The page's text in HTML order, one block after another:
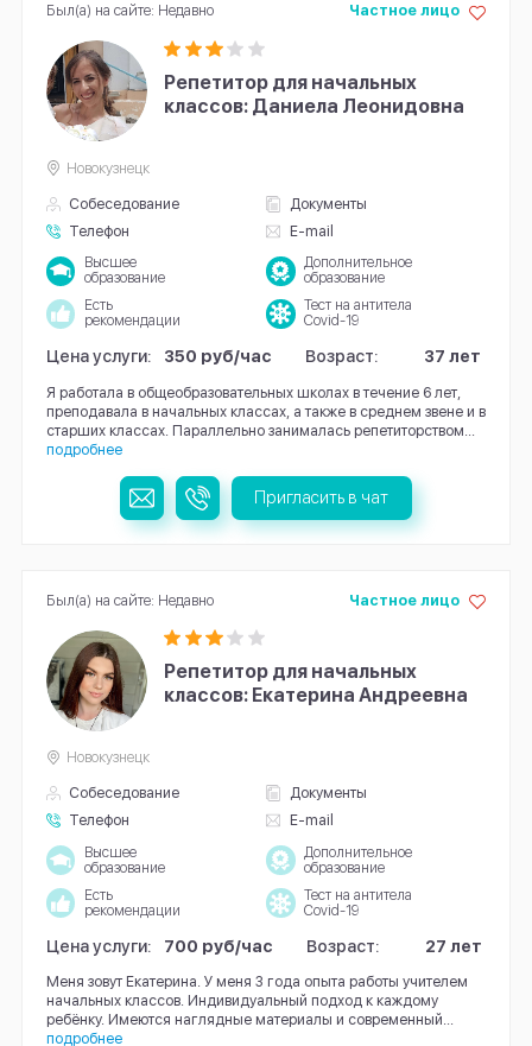
Репетитор для начальных
классов: Даниела Леонидовна
Собеседование
Документы
Телефон
E-mail
Частное лицо
Новокузнецк
Высшее
образование
Дополнительное
образование
Есть
рекомендации
Тест на антитела
Covid-19
Цена услуги: 350 руб/час Возраст: 37 лет
Я работала в общеобразовательных школах в течение 6 лет,
преподавала в начальных классах, а также в среднем звене и в
старших классах. Параллельно занималась репетиторством...
подробнее
Был(а) на сайте: Недавно
Пригласить в чат
Репетитор для начальных
классов: Екатерина Андреевна
Собеседование
Документы
Телефон
E-mail
Частное лицо
Новокузнецк
Высшее
образование
Дополнительное
образование
Есть
рекомендации
Тест на антитела
Covid-19
Цена услуги: 700 руб/час Возраст: 27 лет
Меня зовут Екатерина. У меня 3 года опыта работы учителем
начальных классов. Индивидуальный подход к каждому
ребёнку. Имеются наглядные материалы и современный...
подробнее
Был(а) на сайте: Недавно